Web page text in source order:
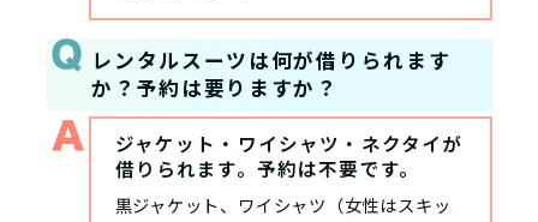
レンタルスーツは何が借りられます
か？予約は要りますか？
ジャケット・ワイシャツ・ネクタイが
借りられます。予約は不要です。
黒ジャケット、ワイシャツ（女性はスキッ